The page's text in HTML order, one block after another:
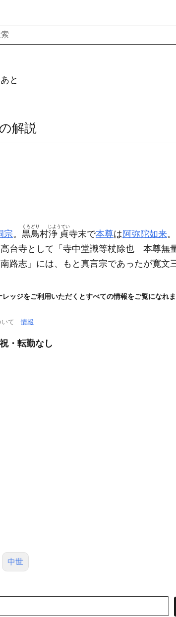
と
解説
宗。 黒鳥
くろどり
村浄貞
じようてい
寺末で本尊は 阿弥陀如来。
台寺として「寺中堂識等杖除也 本尊無
路志」には、もと真言宗であったが寛文
ッジをご利用いただくとすべての情報をご覧になれ
いて情報
・転勤なし
中世